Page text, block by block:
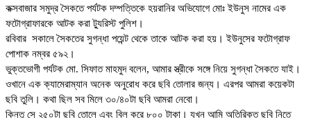
কক্সবাজার সমুদ্র সৈকতে পর্যটক দম্পত্তিকে হয়রানির অভিযোগে মোঃ ইউনুস নামের এক
ফটোগ্রাফারকে আটক করা ট্যুরিস্ট পুলিশ।
রবিবার সকালে সৈকতের সুগন্ধা পয়েন্ট থেকে তাকে আটক করা হয়। ইউনুসের ফটোগ্রাফ
পোশাক নম্বর ৫৯২।
ভুক্তভোগী পর্যটক মো. সিফাত মাহমুদ বলেন, আমার স্ত্রীকে সঙ্গে নিয়ে সুগন্ধা সৈকতে যাই।
ওখানে এক ক্যামেরাম্যান অনেক অনুরোধ করে ছবি তোলার জন্য। এরপর আমরা কয়েকটা
ছবি তুলি। কথা ছিল সব মিলে ৩০/৪০টা ছবি আমরা নেবো।
কিন্তু সে ২৫০টা ছবি তোলে এবং বিল করে ৮০০ টাকা। যখন আমি অতিরিক্ত ছবি নিতে